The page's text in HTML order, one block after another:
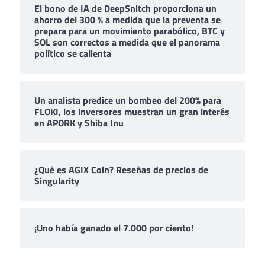
El bono de IA de DeepSnitch proporciona un
ahorro del 300 % a medida que la preventa se
prepara para un movimiento parabólico, BTC y
SOL son correctos a medida que el panorama
político se calienta
Un analista predice un bombeo del 200% para
FLOKI, los inversores muestran un gran interés
en APORK y Shiba Inu
¿Qué es AGIX Coin? Reseñas de precios de
Singularity
¡Uno había ganado el 7.000 por ciento!